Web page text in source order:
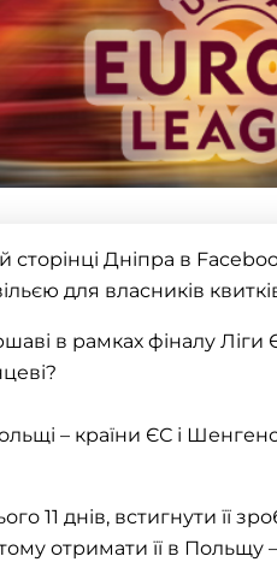
сторінці Дніпра в
для власників
в рамках фіналу
– країни ЄС і
11 днів, встигнути її
тому отримати її в Польщу